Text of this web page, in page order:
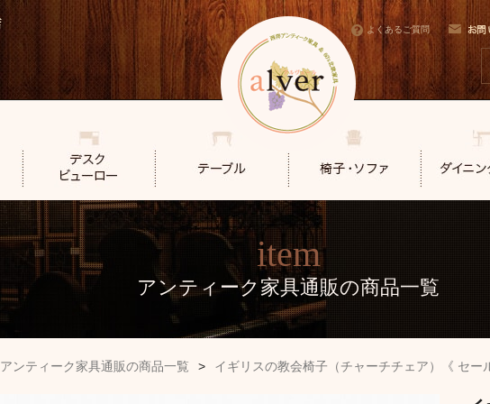
よくあるご質問
item
アンティーク家具通販の商品一覧
アンティーク家具通販の商品一覧 > イギリスの教会椅子（チャーチチェア）《 セー